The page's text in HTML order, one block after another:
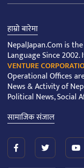
हाम्रो बारेमा
NepalJapan.Com is
Language Since
VENTURE
Operational Offices
News & Activity of
Political News, Social
सामाजिक संजाल